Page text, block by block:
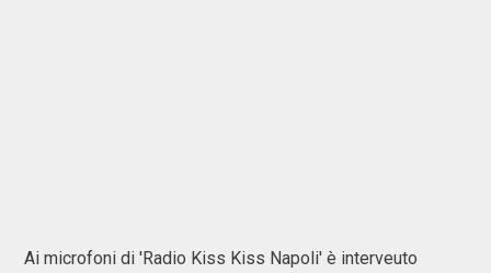
Ai microfoni di 'Radio Kiss Kiss Napoli' è interveuto